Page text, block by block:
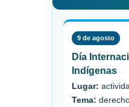
9 de agosto
Día
Indígenas
Lugar:
Tema: